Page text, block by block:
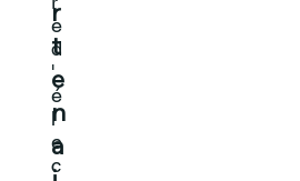
r
t
e
n
a
e
d
'
é
l
e
c